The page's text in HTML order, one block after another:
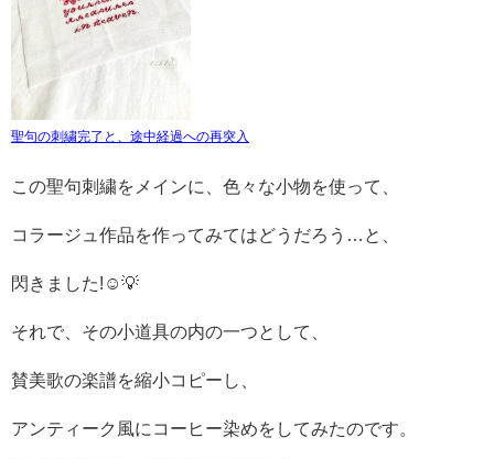
聖句の刺繍完了と、途中経過への再突入
この聖句刺繍をメインに、色々な小物を使って、
コラージュ作品を作ってみてはどうだろう…と、
閃きました!☺💡
それで、その小道具の内の一つとして、
賛美歌の楽譜を縮小コピーし、
アンティーク風にコーヒー染めをしてみたのです。